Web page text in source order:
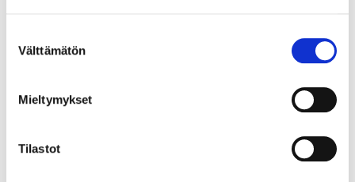
valinta
Välttämätön
Mieltymykset
Tilastot
The main prize for the winners is a 2 month billboard